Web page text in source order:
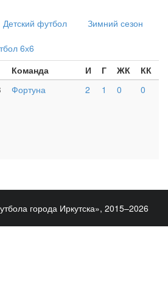
Детский футбол Зимний сезон
6х6
Команда И Г ЖК
КК
Фортуна 2 1 0 0
города Иркутска», 2015–2026